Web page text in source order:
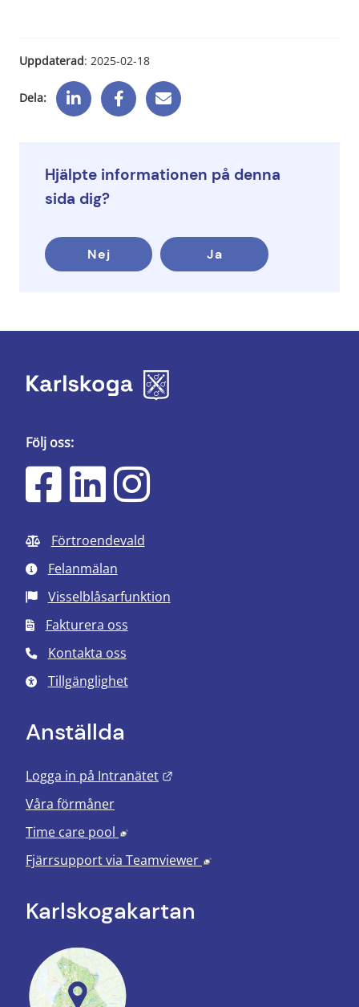
Uppdaterad: 2025-02-18
Dela:
Hjälpte informationen på denna
sida dig?
Nej Ja
Följ oss:
Förtroendevald
Felanmälan
Visselblåsarfunktion
Fakturera oss
Kontakta oss
Tillgänglighet
Anställda
Logga in på Intranätet
Våra förmåner
Time care pool
Länk till annan webbplats, öppnas i
Fjärrsupport via Teamviewer Länk till annan
Karlskoga­kartan